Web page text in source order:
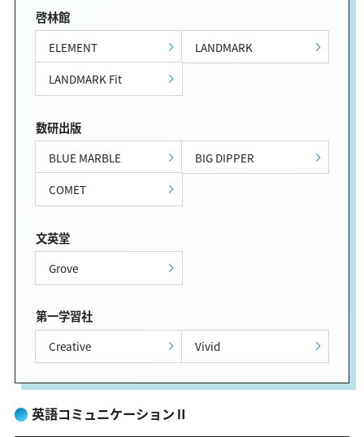
啓林館
ELEMENT
LANDMARK
LANDMARK Fit
数研出版
BLUE MARBLE
BIG DIPPER
COMET
文英堂
Grove
第一学習社
Creative Vivid
英語コミュニケーションⅡ